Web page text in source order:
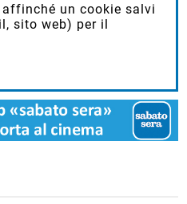
un cookie salvi
sito web) per il